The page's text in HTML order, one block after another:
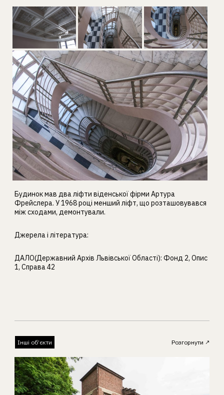
Будинок мав два ліфти віденської фірми Артура
Фрейслера. У 1968 році менший ліфт, що розташовувався
між сходами, демонтували.
Джерела і література:
ДАЛО(Державний Архів Львівської Області): Фонд 2, Опис
1, Справа 42
Розгорнути
Інші об’єкти